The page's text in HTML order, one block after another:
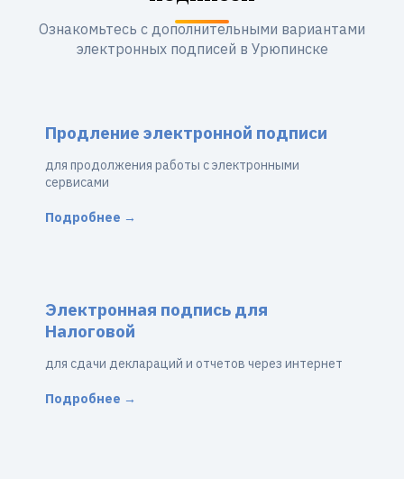
Ознакомьтесь с дополнительными вариантами
электронных подписей в Урюпинске
Продление электронной подписи
для продолжения работы с электронными
сервисами
Подробнее →
Электронная подпись для
Налоговой
для сдачи деклараций и отчетов через интернет
Подробнее →